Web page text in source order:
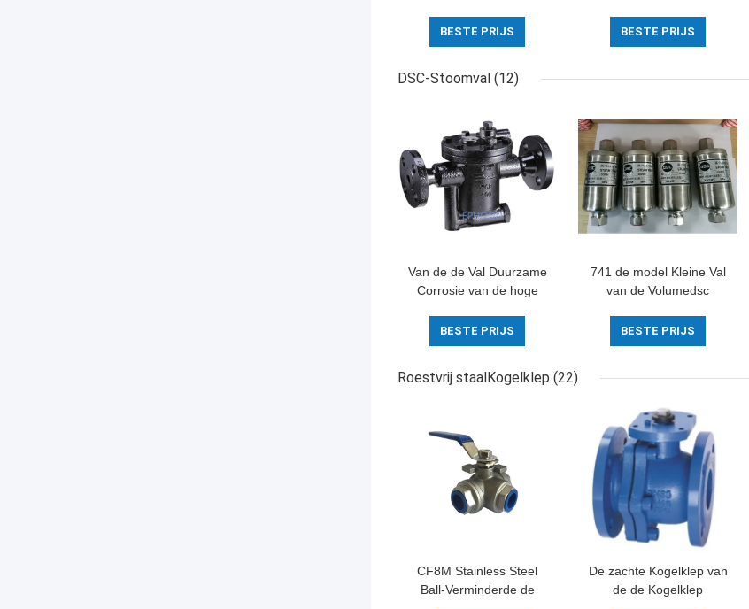
BESTE PRIJS
Drukzender
BESTE PRIJS
DSC-Stoomval (12)
Van de de Val Duurzame
Corrosie van de hoge
flens voorzien Stoom
Type Uit gegoten staal
Omgekeerde Emmer
BESTE PRIJS
741 de model Kleine Val
van de Volumedsc
volledig Verzegelde
Ontwerp van 300
BESTE PRIJS
Roestvrij staalKogelklep (22)
CF8M Stainless Steel
Ball-Verminderde de
De zachte Kogelklep van
de de Kogelklep